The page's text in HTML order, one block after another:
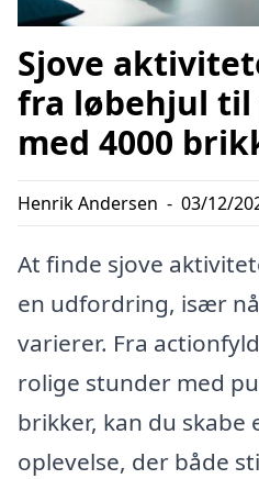
Sjove
fra løbehjul til
med 4000
Henrik Andersen - 03/12/
At finde sjove
en udfordring, især
varierer. Fra
rolige stunder med
brikker, kan du skabe
oplevelse, der både